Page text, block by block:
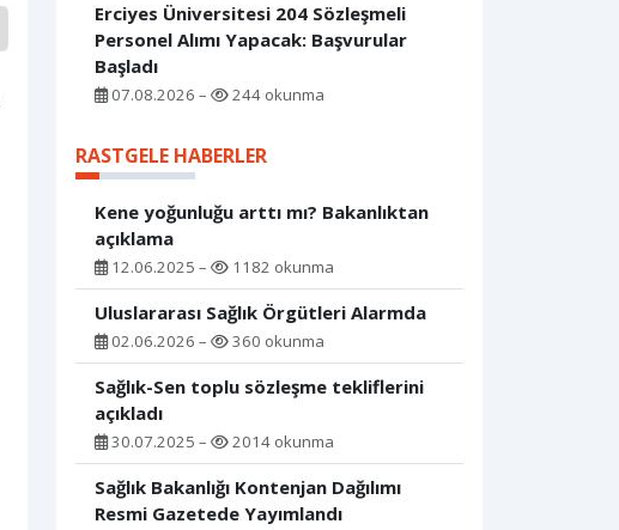
Erciyes Üniversitesi 204 Sözleşmeli
Personel Alımı Yapacak: Başvurular
Başladı
07.08.2026 – 244 okunma
RASTGELE HABERLER
Kene yoğunluğu arttı mı? Bakanlıktan
açıklama
12.06.2025 – 1182 okunma
Uluslararası Sağlık Örgütleri Alarmda
02.06.2026 – 360 okunma
Sağlık-Sen toplu sözleşme tekliflerini
açıkladı
30.07.2025 – 2014 okunma
Sağlık Bakanlığı Kontenjan Dağılımı
Resmi Gazetede Yayımlandı